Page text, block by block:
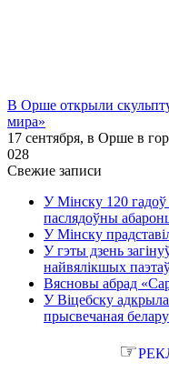
В Орше открыли
мира»
17 сентября, в Орше в
028
Свежие записи
У Мінску 120
паслядоўны
У Мінску
У гэты дзень
найвялікшых
Вясновы абрад
У Віцебску
прысвечаная
☞